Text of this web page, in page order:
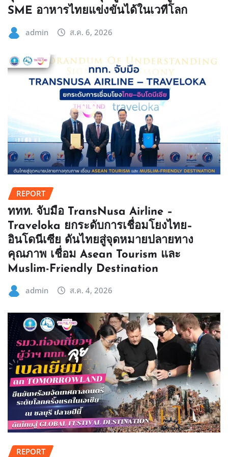
SME อาหารไทยแข่งขันได้ในเวทีโลก
admin ส.ค. 6, 2026
REPORT
ททท. จับมือ TransNusa Airline –
Traveloka ยกระดับการเชื่อมโยงไทย–
อินโดนีเซีย ดันไทยสู่จุดหมายปลายทาง
คุณภาพ เชื่อม Asean Tourism และ
Muslim-Friendly Destination
admin ส.ค. 4, 2026
REPORT